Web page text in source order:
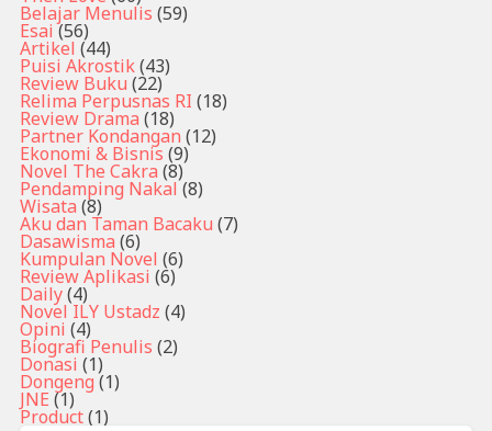
Belajar Menulis (59)
Esai (56)
Artikel (44)
Puisi Akrostik(43)
Review Buku (22)
Relima Perpusnas RI (18)
Review Drama (18)
Partner Kondangan (12)
Ekonomi & Bisnis (9)
Novel The Cakra (8)
Pendamping Nakal (8)
Wisata (8)
Aku dan Taman Bacaku (7)
Dasawisma (6)
Kumpulan Novel (6)
Review Aplikasi (6)
Daily(4)
Novel ILY Ustadz (4)
Opini (4)
Biografi Penulis (2)
Donasi (1)
Dongeng (1)
JNE (1)
Product(1)